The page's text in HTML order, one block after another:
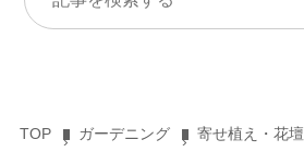
TOP ガーデニング 寄せ植え・花壇